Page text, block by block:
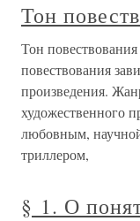
Тон
Тон
повествования
произведения.
художественного
любовным,
триллером,
§ 1. О